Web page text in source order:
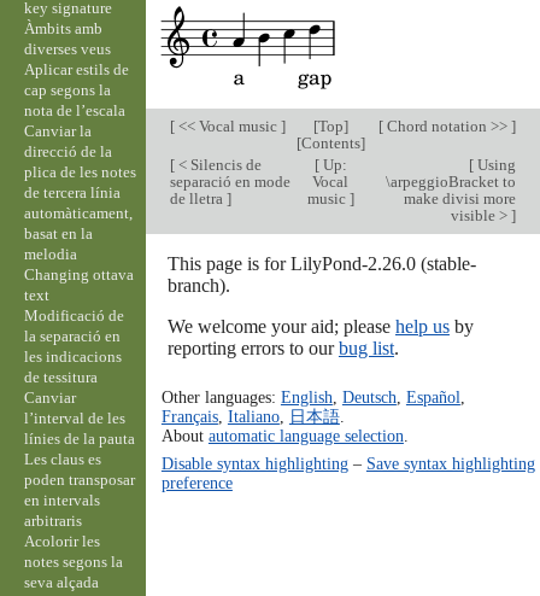
[<< Vocal music ] [Top]
[Contents]
[Chord notation >> ]
[< Silencis de
separació en mode
de lletra ]
[Up:
Vocal
music ]
[Using
\arpeggioBracket to
make divisi more
visible > ]
This page is for LilyPond-2.26.0 (stable-
branch).
We welcome your aid; please help usby
reporting errors to ourbug list.
Other languages: English Deutsch Español
Français, Italiano, 日本語.
About automatic language selection
Disable syntax highlighting– Save syntax highlighting
preference
key signature
Àmbits amb
diverses veus
Aplicar estils de
cap segons la
nota de l’escala
Canviar la
direcció de la
plica de les notes
de tercera línia
automàticament,
basat en la
melodia
Changing ottava
text
Modificació de
la separació en
les indicacions
de tessitura
Canviar
l’interval de les
línies de la pauta
Les claus es
poden transposar
en intervals
arbitraris
Acolorir les
notes segons la
seva alçada